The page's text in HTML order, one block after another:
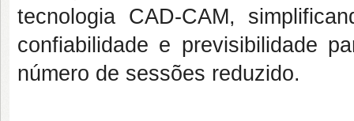
tecnologia CAD-CAM,
confiabilidade e previsibilidade
número de sessões reduzido.